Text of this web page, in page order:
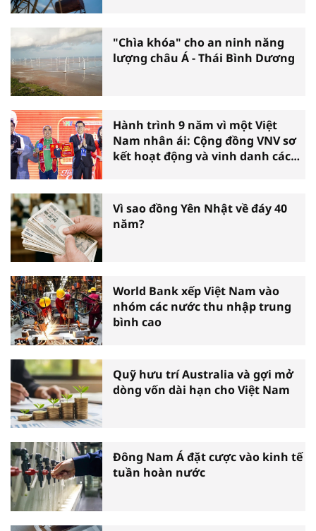
"Chìa khóa" cho an ninh năng
lượng châu Á - Thái Bình Dương
Hành trình 9 năm vì một Việt
Nam nhân ái: Cộng đồng VNV sơ
kết hoạt động và vinh danh các
Vì sao đồng Yên Nhật về đáy 40
năm?
World Bank xếp Việt Nam vào
nhóm các nước thu nhập trung
bình cao
Quỹ hưu trí Australia và gợi mở
dòng vốn dài hạn cho Việt Nam
Đông Nam Á đặt cược vào kinh tế
tuần hoàn nước